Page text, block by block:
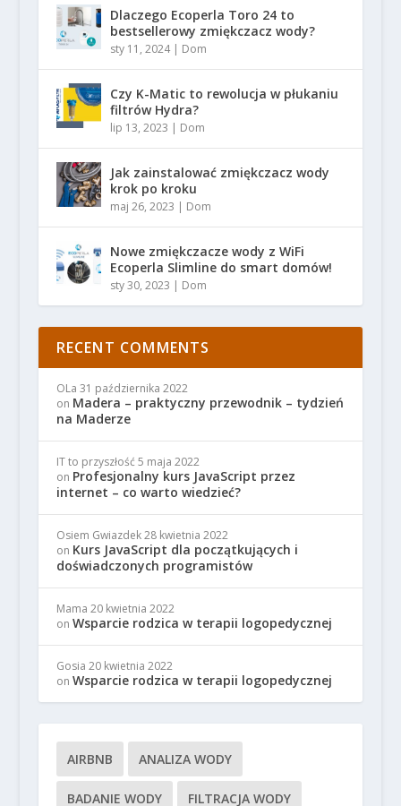
Dlaczego Ecoperla Toro 24 to
bestsellerowy zmiękczacz wody?
sty 11, 2024| Dom
Czy K-Matic to rewolucja w płukaniu
filtrów Hydra?
lip 13, 2023 | Dom
Jak zainstalować zmiękczacz wody
krok po kroku
maj 26, 2023 | Dom
Nowe zmiękczacze wody z WiFi
Ecoperla Slimline do smart domów!
sty 30, 2023 | Dom
RECENT COMMENTS
OLa 31 października 2022
on Madera – praktyczny przewodnik – tydzień
na Maderze
IT to przyszłość 5 maja 2022
on Profesjonalny kurs JavaScript przez
internet – co warto wiedzieć?
Osiem Gwiazdek 28 kwietnia 2022
on Kurs JavaScript dla początkujących i
doświadczonych programistów
Mama 20 kwietnia 2022
on Wsparcie rodzica w terapii logopedycznej
Gosia 20 kwietnia 2022
on Wsparcie rodzica w terapii logopedycznej
AIRBNB ANALIZA WODY
BADANIE WODY FILTRACJA WODY